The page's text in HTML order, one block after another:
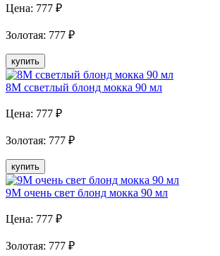
Цена: 777 ₽
Золотая: 777 ₽
купить
8M cсветлый блонд мокка 90 мл
Цена: 777 ₽
Золотая: 777 ₽
купить
9M очень свет блонд мокка 90 мл
Цена: 777 ₽
Золотая: 777 ₽